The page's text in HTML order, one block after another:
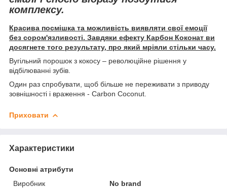
комплексу.
Красива посмішка та можливість виявляти свої емоції
без сором'язливості. Завдяки ефекту Карбон Коконат ви
досягнете того результату, про який мріяли стільки часу.
Вугільний порошок з кокосу – революційне рішення у
відбілюванні зубів.
Один раз спробувати, щоб більше не переживати з приводу
зовнішності і враження - Carbon Coconut.
Приховати
Характеристики
Основні атрибути
Виробник
No brand